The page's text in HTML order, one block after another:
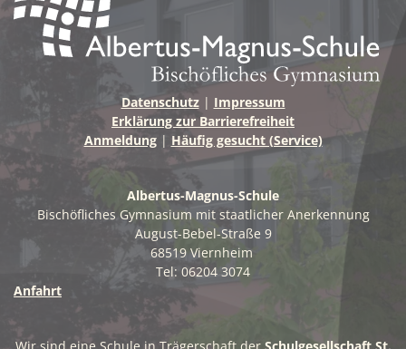
a
a
v
i
Datenschutz | Impressum
Erklärung zur Barrierefreiheit
Anmeldung | Häufig gesucht (Service)
Albertus-Magnus-Schule
Bischöfliches Gymnasium mit staatlicher Anerkennung
August-Bebel-Straße 9
68519 Viernheim
Tel: 06204 3074
Anfahrt